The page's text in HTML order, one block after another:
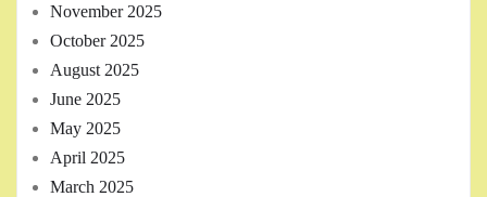
November 2025
October 2025
August 2025
June 2025
May 2025
April 2025
March 2025